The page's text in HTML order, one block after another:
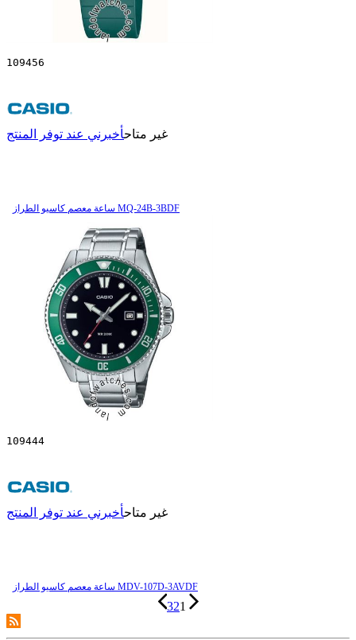
109456
غير متاحأخبرني عند توفر المنتج
ساعة معصم کاسیو الطراز MQ-24B-3BDF
109444
غير متاحأخبرني عند توفر المنتج
ساعة معصم کاسیو الطراز MDV-107D-3AVDF
321